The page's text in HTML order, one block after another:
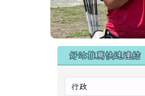
左邊區域內容
好站推薦快速連結
頁尾區域